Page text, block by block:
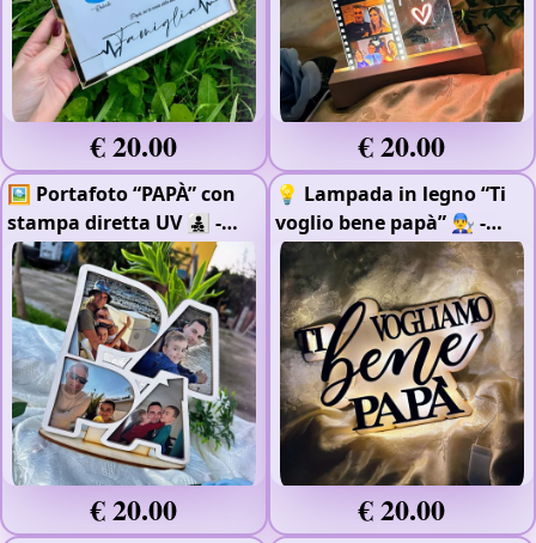
€ 20.00 € 20.00
🖼️ Portafoto “PAPÀ” con
stampa diretta UV 👨‍👧‍👦 -
Stampa Raggi UV
€ 20.00
💡 Lampada in legno “Ti
voglio bene papà” 👨‍🔧 -
Scritta in Rilievo
- Rifinito
con Impregnante
€ 20.00